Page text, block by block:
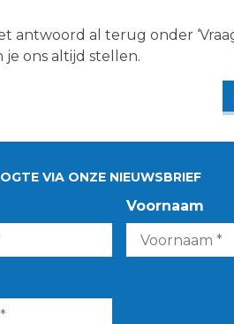
antwoord al terug onder
ons altijd stellen.
VIA ONZE NIEUWSBRIEF
Voornaam